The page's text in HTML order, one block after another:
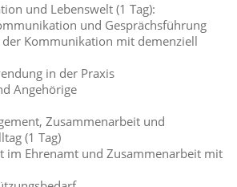
und Lebenswelt (1 Tag):
und Gesprächsführung
Kommunikation mit demenziell
in der Praxis
Angehörige
Zusammenarbeit und
(1 Tag)
im Ehrenamt und Zusammenarbeit mit